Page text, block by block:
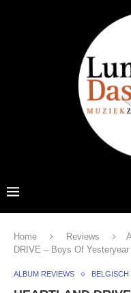
Home Reviews
DRIVE – Boys Of
ALBUM REVIEWS BELGISCH